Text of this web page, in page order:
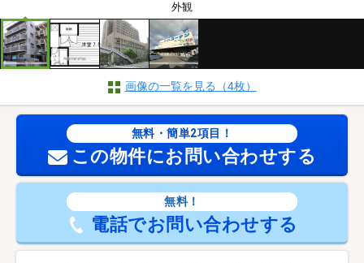
外観
画像の一覧を見る（4枚）
無料・簡単2項目！
この物件にお問い合わせする
無料！
電話でお問い合わせする